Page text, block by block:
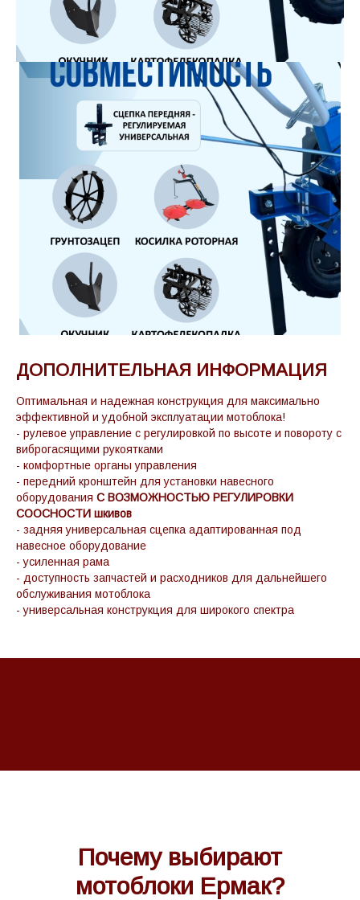
ДОПОЛНИТЕЛЬНАЯ ИНФОРМАЦИЯ
Оптимальная и надежная конструкция для максимально
эффективной и удобной эксплуатации мотоблока!
- рулевое управление с регулировкой по высоте и повороту с
виброгасящими рукоятками
- комфортные органы управления
- передний кронштейн для установки навесного
оборудования С ВОЗМОЖНОСТЬЮ РЕГУЛИРОВКИ
СООСНОСТИ шкивов
- задняя универсальная сцепка адаптированная под
навесное оборудование
- усиленная рама
- доступность запчастей и расходников для дальнейшего
обслуживания мотоблока
- универсальная конструкция для широкого спектра
Почему выбирают
мотоблоки Ермак?